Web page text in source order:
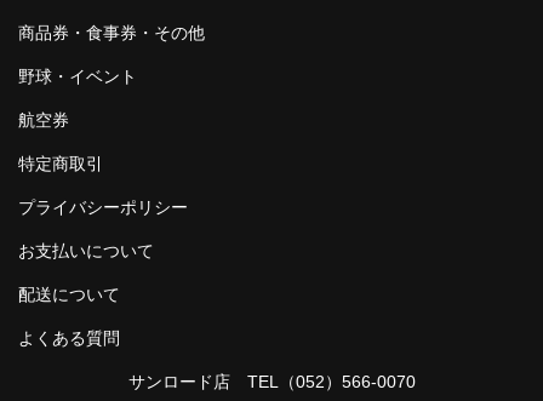
商品券・食事券・その他
野球・イベント
航空券
特定商取引
プライバシーポリシー
お支払いについて
配送について
よくある質問
サンロード店 TEL （052）566-0070